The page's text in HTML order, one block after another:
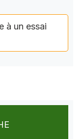
à un essai